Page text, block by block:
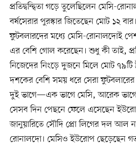
প্রতিদ্বন্দ্বিতা গড়ে তুলেছিলেন মেসি-
বর্ষসেরার পুরস্কার জিতেছেন মোট ১২
ফুটবলারদের মধ্যে মেসি-রোনালদোই
এর বেশি গোল করেছেন। শুধু কী তাই,
নিজেদের নিংড়ে দুজনে মিলে মোট
দশকের বেশি সময় ধরে সেরা ফুটবলারের
দুই ভাগে—এক ভাগে মেসি, আরেক
সেসব দিন পেছনে ফেলে এসেছেন
জানুয়ারিতে সৌদি প্রো লিগের দল আল
রোনালদো। মেসিও ইউরোপ ছেড়েছেন